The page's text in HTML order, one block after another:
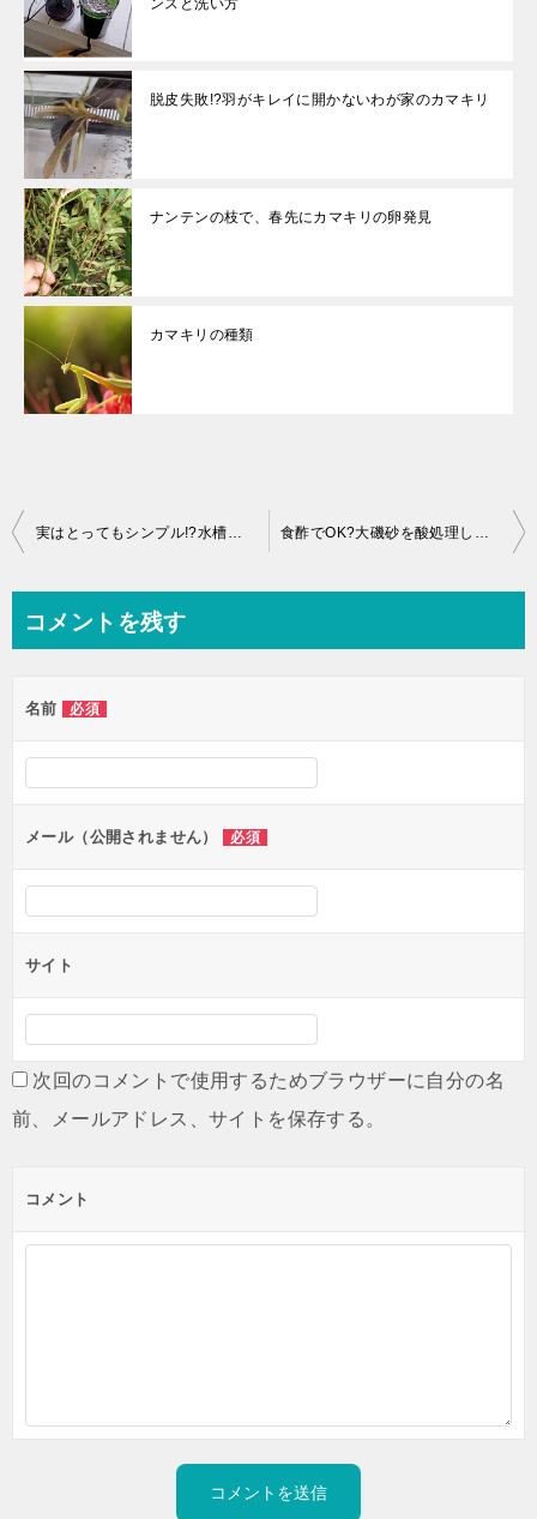
脱皮失敗!?羽がキレイに開かないわが家のカマキリ
ナンテンの枝で、春先にカマキリの卵発見
カマキリの種類
投
ビ
ー
シ
ョ
ン
コメントを残す
名前 必須
メール（公開されません） 必須
サイト
次回のコメントで使用するためブラウザーに自分の名
前、メールアドレス、サイトを保存する。
コメント